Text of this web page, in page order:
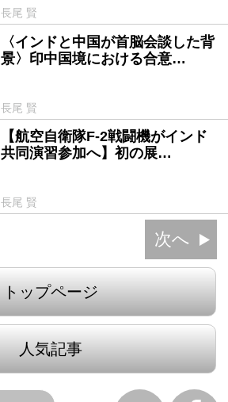
長尾 賢
〈インドと中国が首脳会談した背
景〉印中国境における合意…
長尾 賢
【航空自衛隊F-2戦闘機がインド
共同演習参加へ】初の展…
長尾 賢
次へ
トップページ
人気記事